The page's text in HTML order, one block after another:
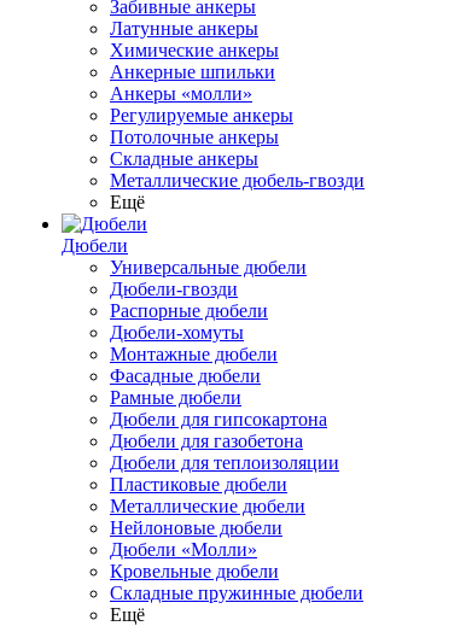
Забивные анкеры
Латунные анкеры
Химические анкеры
Анкерные шпильки
Анкеры «молли»
Регулируемые анкеры
Потолочные анкеры
Складные анкеры
Металлические дюбель-гвозди
Ещё
Дюбели
Универсальные дюбели
Дюбели-гвозди
Распорные дюбели
Дюбели-хомуты
Монтажные дюбели
Фасадные дюбели
Рамные дюбели
Дюбели для гипсокартона
Дюбели для газобетона
Дюбели для теплоизоляции
Пластиковые дюбели
Металлические дюбели
Нейлоновые дюбели
Дюбели «Молли»
Кровельные дюбели
Складные пружинные дюбели
Ещё